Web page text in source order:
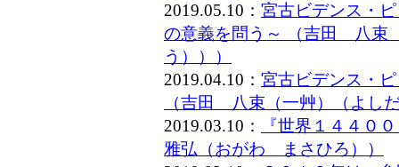
2019.05.10： 宮古ビデンス・
の意義を問う～ （吉田 八束
う）））
2019.04.10： 宮古ビデンス・
（吉田 八束（一艸）（よし
2019.03.10：
『世界１４４０
雅弘（おがわ まさひろ））